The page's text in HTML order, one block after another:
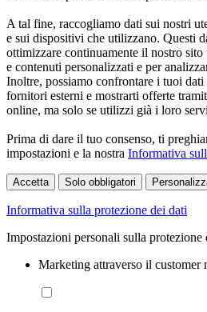
A tal fine, raccogliamo dati sui nostri
e sui dispositivi che utilizzano. Questi
ottimizzare continuamente il nostro
e contenuti personalizzati e per
Inoltre, possiamo confrontare i tuoi
fornitori esterni e mostrarti offerte
online, ma solo se utilizzi già i loro
Prima di dare il tuo consenso, ti
impostazioni e la nostra Informativa
Accetta Solo obbligatori
Informativa sulla protezione dei dati
Impostazioni personali sulla protezione
Marketing attraverso il customer